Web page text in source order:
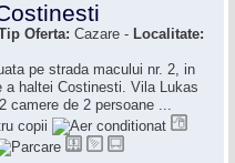
Oferta: Cazare - Localitate:
pe strada macului nr. 2, in
a haltei Costinesti. Vila Lukas
camere de 2 persoane ...